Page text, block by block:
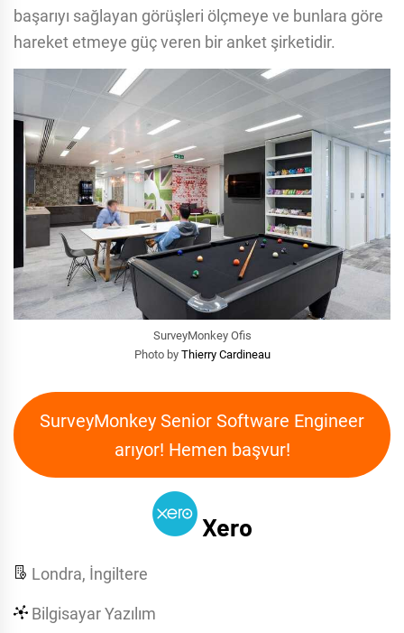
başarıyı sağlayan görüşleri ölçmeye ve bunlara göre
hareket etmeye güç veren bir anket şirketidir.
SurveyMonkey Ofis
Photo by Thierry Cardineau
SurveyMonkey Senior Software Engineer
arıyor! Hemen başvur!
Xero
Londra, İngiltere
Bilgisayar Yazılım